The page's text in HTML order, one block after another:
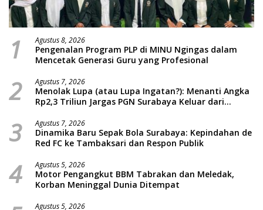
1 Agustus 8, 2026
Pengenalan Program PLP di MINU Ngingas dalam
Mencetak Generasi Guru yang Profesional
2 Agustus 7, 2026
Menolak Lupa (atau Lupa Ingatan?): Menanti Angka
Rp2,3 Triliun Jargas PGN Surabaya Keluar dari
3 Agustus 7, 2026
Dinamika Baru Sepak Bola Surabaya: Kepindahan de
Red FC ke Tambaksari dan Respon Publik
4 Agustus 5, 2026
Motor Pengangkut BBM Tabrakan dan Meledak,
Korban Meninggal Dunia Ditempat
Agustus 5, 2026